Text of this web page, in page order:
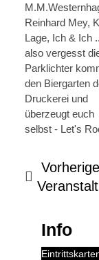
Reinhard Mey,
Lage, Ich & Ich
also vergesst
Parklichter
den Biergarten
Druckerei und
überzeugt euch
selbst - Let's
Vorherige
Info